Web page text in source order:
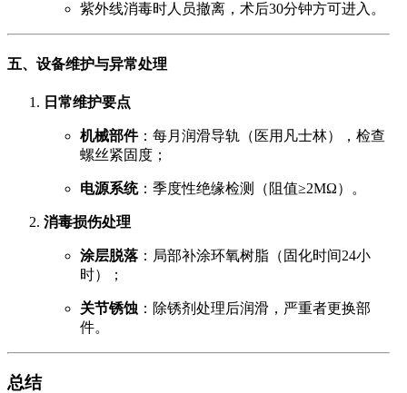
紫外线消毒时人员撤离，术后30分钟方可进入。
五、设备维护与异常处理
日常维护要点
机械部件：每月润滑导轨（医用凡士林），检查
螺丝紧固度；
电源系统：季度性绝缘检测（阻值≥2MΩ）。
消毒损伤处理
涂层脱落 ：局部补涂环氧树脂（固化时间24小
时）；
关节锈蚀 ：除锈剂处理后润滑，严重者更换部
件。
总结